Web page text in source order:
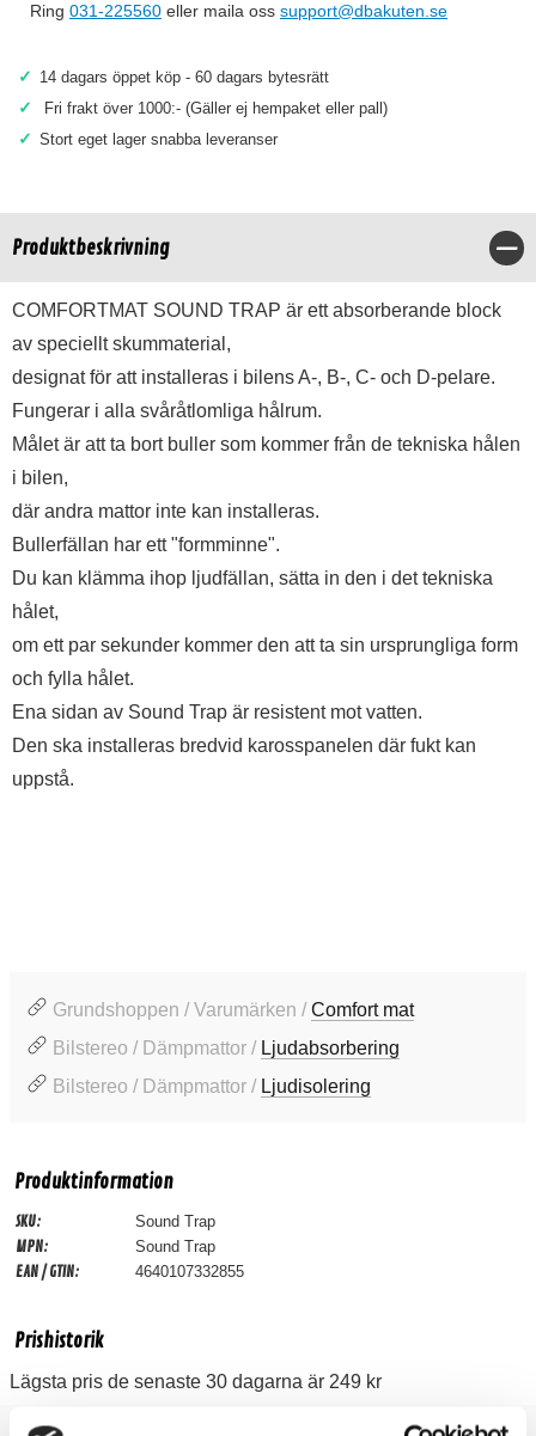
Ring 031-225560 eller maila oss support@dbakuten.se
✓ 14 dagars öppet köp - 60 dagars bytesrätt
✓ Fri frakt över 1000:- (Gäller ej hempaket eller pall)
✓ Stort eget lager snabba leveranser
Produktbeskrivning
COMFORTMAT SOUND TRAP är ett absorberande block
av speciellt skummaterial,
designat för att installeras i bilens A-, B-, C- och D-pelare.
Fungerar i alla svåråtlomliga hålrum.
Målet är att ta bort buller som kommer från de tekniska hålen
i bilen,
där andra mattor inte kan installeras.
Bullerfällan har ett "formminne".
Du kan klämma ihop ljudfällan, sätta in den i det tekniska
hålet,
om ett par sekunder kommer den att ta sin ursprungliga form
och fylla hålet.
Ena sidan av Sound Trap är resistent mot vatten.
Den ska installeras bredvid karosspanelen där fukt kan
uppstå.
Grundshoppen / Varumärken /Comfort mat
Bilstereo / Dämpmattor / Ljudabsorbering
Bilstereo / Dämpmattor / Ljudisolering
Produktinformation
SKU: Sound Trap
MPN: Sound Trap
EAN / GTIN: 4640107332855
Prishistorik
Lägsta pris de senaste 30 dagarna är 249 kr